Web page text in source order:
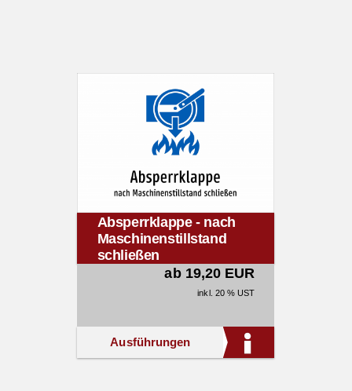
Absperrklappe - nach
Maschinenstillstand
schließen
ab 19,20 EUR
inkl. 20 % UST
Ausführungen